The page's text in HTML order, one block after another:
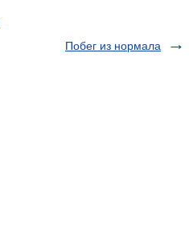
Побег из нормала